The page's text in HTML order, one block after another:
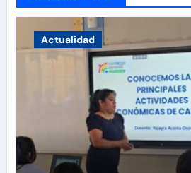
Actualidad